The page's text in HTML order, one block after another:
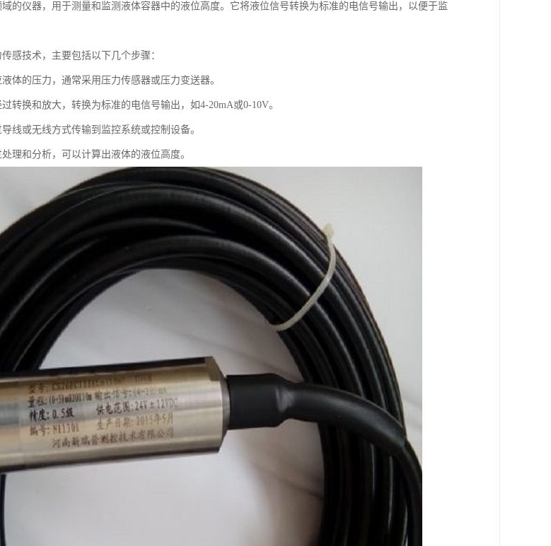
的仪器，用于测量和监测液体容器中的液位高度。它将液位信号转换为标准的电信号输出，以便于监
感技术，主要包括以下几个步骤：
体的压力，通常采用压力传感器或压力变送器。
转换和放大，转换为标准的电信号输出，如4-20mA或0-10V。
线或无线方式传输到监控系统或控制设备。
理和分析，可以计算出液体的液位高度。